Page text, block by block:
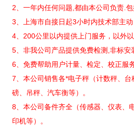
2、一年内任何问题,都由本公司负责.
3、上海市自接日起3小时内技术部主动
4、200公里以内提供上门服务，以外
5、非我公司产品提供免费检测,非标安
6、免费帮助用户计量、检定、校正服
7、本公司销售各*电子秤（计数秤、
磅、吊秤、汽车衡等）。
8、本公司备件齐全（传感器、仪表、
印机等）。